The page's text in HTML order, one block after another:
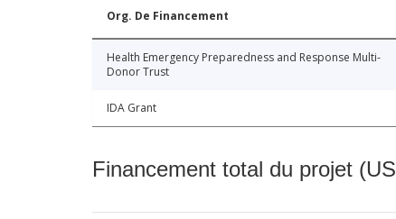
Org. De Financement
Health Emergency Preparedness and Response Multi-
Donor Trust
IDA Grant
Financement total du projet